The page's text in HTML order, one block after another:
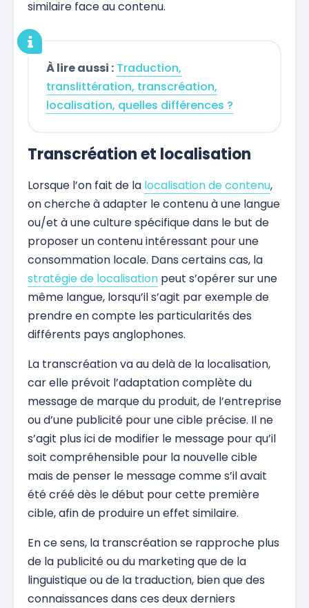
similaire face au contenu.
À lire aussi : Traduction,
translittération, transcréation,
localisation, quelles différences ?
Transcréation et localisation
Lorsque l’on fait de la localisation de contenu,
on cherche à adapter le contenu à une langue
ou/et à une culture spécifique dans le but de
proposer un contenu intéressant pour une
consommation locale. Dans certains cas, la
stratégie de localisation peut s’opérer sur une
même langue, lorsqu’il s’agit par exemple de
prendre en compte les particularités des
différents pays anglophones.
La transcréation va au delà de la localisation,
car elle prévoit l’adaptation complète du
message de marque du produit, de l’entreprise
ou d’une publicité pour une cible précise. Il ne
s’agit plus ici de modifier le message pour qu’il
soit compréhensible pour la nouvelle cible
mais de penser le message comme s’il avait
été créé dès le début pour cette première
cible, afin de produire un effet similaire.
En ce sens, la transcréation se rapproche plus
de la publicité ou du marketing que de la
linguistique ou de la traduction, bien que des
connaissances dans ces deux derniers